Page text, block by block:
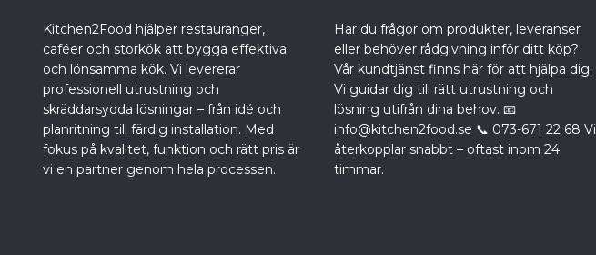
Kitchen2Food hjälper restauranger,
caféer och storkök att bygga effektiva
och lönsamma kök. Vi levererar
professionell utrustning och
skräddarsydda lösningar – från idé och
planritning till färdig installation. Med
fokus på kvalitet, funktion och rätt pris är
vi en partner genom hela processen.
Har du frågor om produkter, leveranser
eller behöver rådgivning inför ditt köp?
Vår kundtjänst finns här för att hjälpa dig.
Vi guidar dig till rätt utrustning och
lösning utifrån dina behov. 📧
info@kitchen2food.se 📞 073-671 22 68 Vi
återkopplar snabbt – oftast inom 24
timmar.